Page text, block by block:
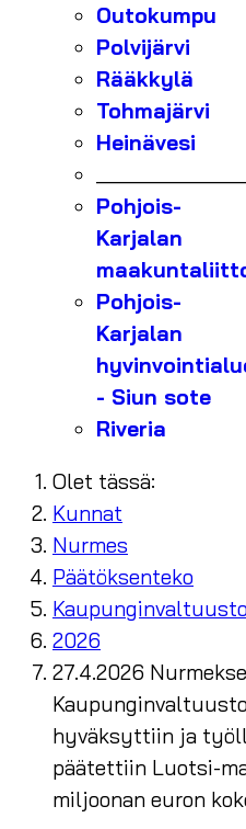
Outokumpu
Polvijärvi
Rääkkylä
Tohmajärvi
Heinävesi
Pohjois-
Karjalan
Pohjois-
Karjalan
- Siun sote
Riveria
Olet tässä:
Kunnat
Nurmes
Päätöksenteko
2026
27.4.2026
hyväksyttiin ja
päätettiin Luotsi-
miljoonan euron